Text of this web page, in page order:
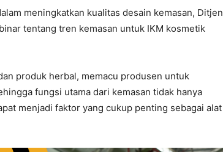
meningkatkan kualitas desain kemasan, Ditjen
tentang tren kemasan untuk IKM kosmetik
produk herbal, memacu produsen untuk
fungsi utama dari kemasan tidak hanya
menjadi faktor yang cukup penting sebagai alat